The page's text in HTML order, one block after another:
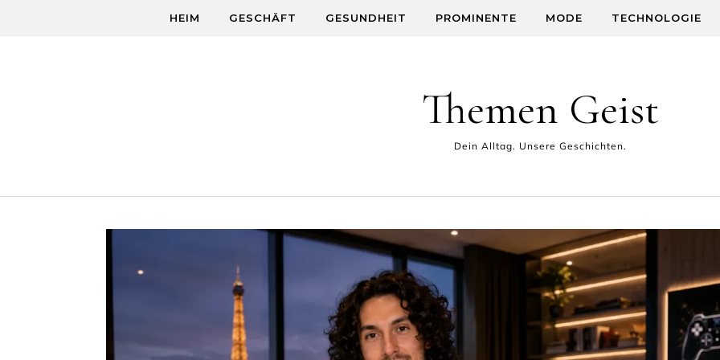
HEIM GESCHÄFT GESUNDHEIT PROMINENTE MODE TECHNOLOGIE
Themen Geist
Dein Alltag. Unsere Geschichten.